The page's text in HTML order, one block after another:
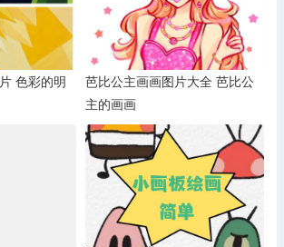
色彩的明
芭比公主画画图片大全 芭比公
主的画画